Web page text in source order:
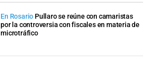
En Rosario Pullaro se reúne con camaristas
por la controversia con fiscales en materia de
microtráfico